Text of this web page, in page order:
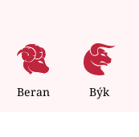
Témata
Celebrity
Beran Býk